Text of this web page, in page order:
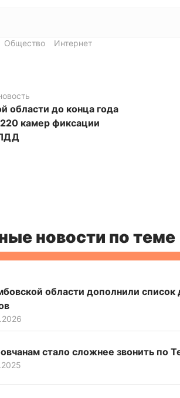
Общество Интернет
области до конца года
камер фиксации
новости по теме
области дополнили список
стало сложнее звонить по